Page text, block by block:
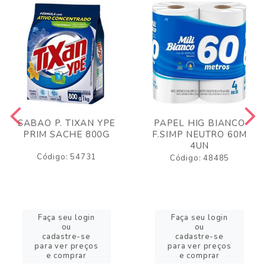
SABAO P. TIXAN YPE
PRIM SACHE 800G
Código: 54731
Faça seu login
ou
cadastre-se
para ver preços
e comprar
PAPEL HIG BIANCO
F.SIMP NEUTRO 60M
4UN
Código: 48485
Faça seu login
ou
cadastre-se
para ver preços
e comprar